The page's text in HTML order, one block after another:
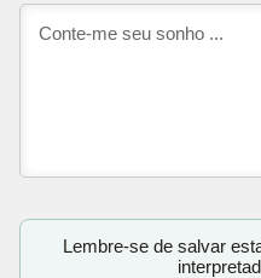
Lembre-se de salvar